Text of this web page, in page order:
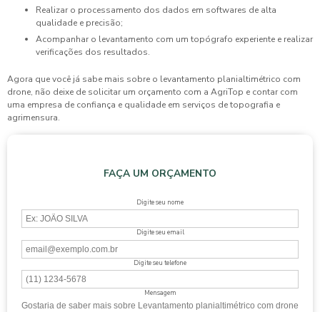
Realizar o processamento dos dados em softwares de alta
qualidade e precisão;
Acompanhar o levantamento com um topógrafo experiente e realizar
verificações dos resultados.
Agora que você já sabe mais sobre o levantamento planialtimétrico com
drone, não deixe de solicitar um orçamento com a AgriTop e contar com
uma empresa de confiança e qualidade em serviços de topografia e
agrimensura.
FAÇA UM ORÇAMENTO
Digite seu nome
Digite seu email
Digite seu telefone
Mensagem